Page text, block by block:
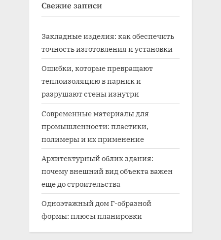
Свежие записи
Закладные изделия: как обеспечить
точность изготовления и установки
Ошибки, которые превращают
теплоизоляцию в парник и
разрушают стены изнутри
Современные материалы для
промышленности: пластики,
полимеры и их применение
Архитектурный облик здания:
почему внешний вид объекта важен
еще до строительства
Одноэтажный дом Г-образной
формы: плюсы планировки